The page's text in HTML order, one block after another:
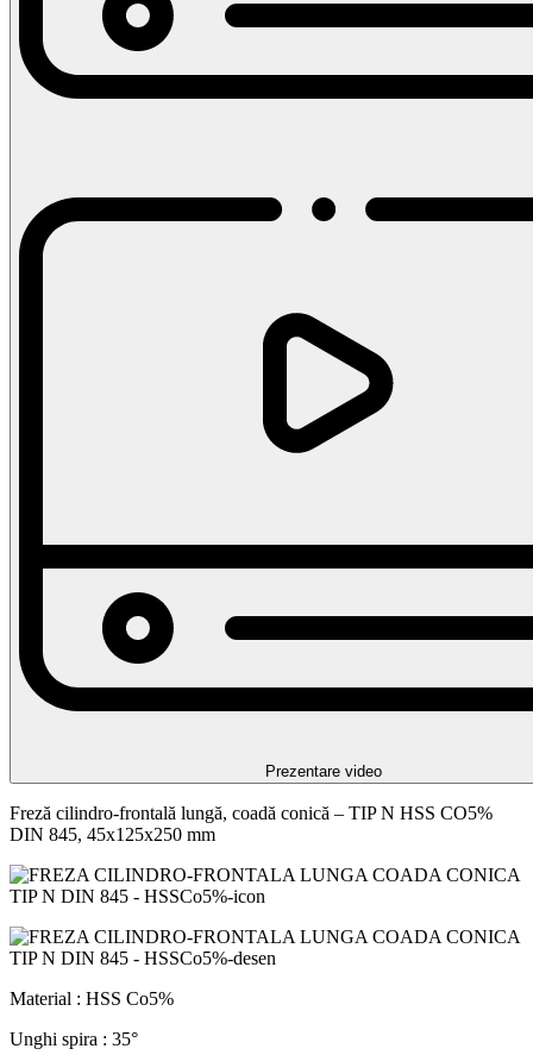
Prezentare video
Freză cilindro-frontală lungă, coadă conică – TIP N HSS CO5%
DIN 845, 45x125x250 mm
Material : HSS Co5%
Unghi spira : 35°